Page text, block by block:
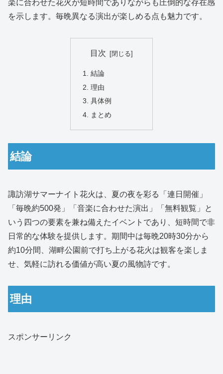
楽に合わせた花火が短時間でありながらも圧倒的な存在感
を示します。毎晩異なる演出が楽しめる点も魅力です。
目次
結論
理由
具体例
まとめ
結論
諏訪湖サマーナイト花火は、夏の夜を彩る「連日開催」
「毎晩約500発」「音楽に合わせた演出」「無料観覧」と
いう四つの要素を兼ね備えたイベントであり、短時間で非
日常的な体験を提供します。期間中は毎晩20時30分から
約10分間、湖畔公園前で打ち上がる花火は観客を楽しま
せ、気軽に訪れる価値が高い夏の風物詩です。
理由
スポンサーリンク